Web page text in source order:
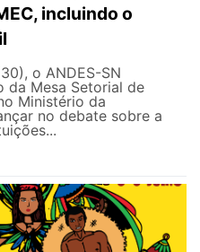
incluindo o
o ANDES-SN
da Mesa Setorial de
Ministério da
no debate sobre a